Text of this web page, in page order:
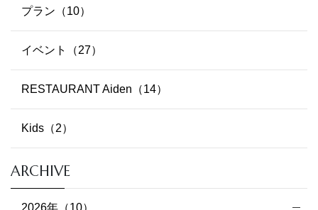
プラン（10）
イベント（27）
RESTAURANT Aiden（14）
Kids（2）
ARCHIVE
2026年（10）